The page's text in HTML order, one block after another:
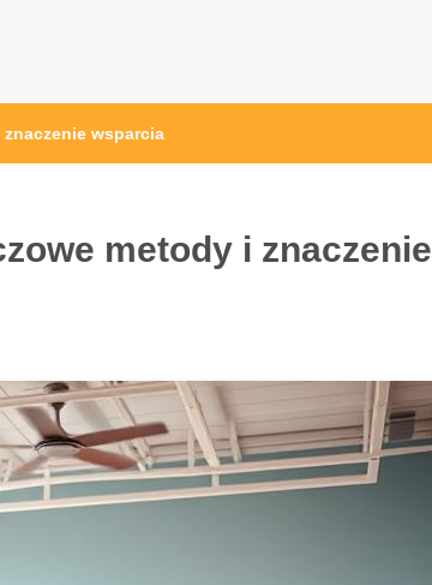
wsparcia
metody i znaczenie